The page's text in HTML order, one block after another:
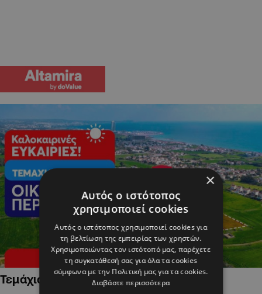
Τεμάχια Γης σε Οικιστικές Περιοχές
×
Αυτός ο ιστότοπος
χρησιμοποιεί cookies
Αυτός ο ιστότοπος χρησιμοποιεί cookies για
τη βελτίωση της εμπειρίας των χρηστών.
Χρησιμοποιώντας τον ιστότοπό μας, παρέχετε
τη συγκατάθεσή σας για όλα τα cookies
σύμφωνα με την Πολιτική μας για τα cookies.
Διαβάστε περισσότερα